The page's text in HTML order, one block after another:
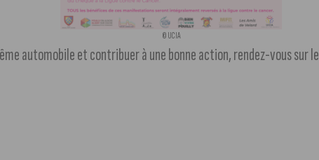
© UCIA
automobile et contribuer à une bonne action, rendez-vous sur le